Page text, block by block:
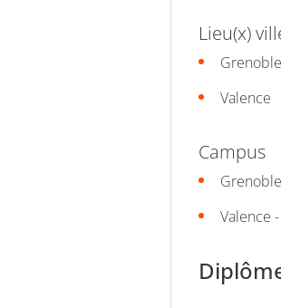
Lieu(x)
Grenoble
Valence
Campus
Valence